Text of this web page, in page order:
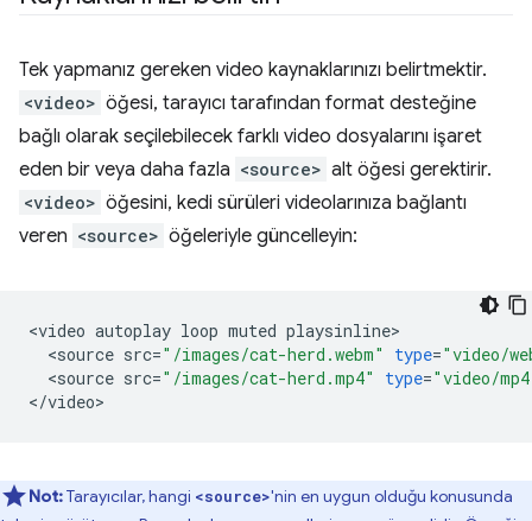
Tek yapmanız gereken video kaynaklarınızı belirtmektir.
<video> öğesi, tarayıcı tarafından format desteğine
bağlı olarak seçilebilecek farklı video dosyalarını işaret
eden bir veya daha fazla <source> alt öğesi gerektirir.
<video> öğesini, kedi sürüleri videolarınıza bağlantı
veren <source> öğeleriyle güncelleyin:
<video autoplay loop muted playsinline
<source src="/images/cat-herd.webm" type="video/
<source src="/images/cat-herd.mp4" type="video/
</video
Not:Tarayıcılar, hangi <source>'nin en uygun olduğu konusunda